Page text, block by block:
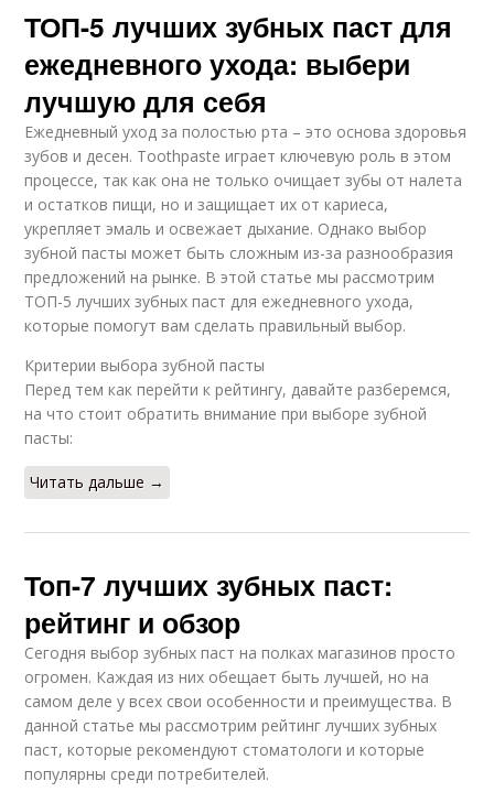
ТОП-5 лучших зубных паст для
ежедневного ухода: выбери
лучшую для себя
Ежедневный уход за полостью рта – это основа здоровья
зубов и десен. Toothpaste играет ключевую роль в этом
процессе, так как она не только очищает зубы от налета
и остатков пищи, но и защищает их от кариеса,
укрепляет эмаль и освежает дыхание. Однако выбор
зубной пасты может быть сложным из-за разнообразия
предложений на рынке. В этой статье мы рассмотрим
ТОП-5 лучших зубных паст для ежедневного ухода,
которые помогут вам сделать правильный выбор.
Критерии выбора зубной пасты
Перед тем как перейти к рейтингу, давайте разберемся,
на что стоит обратить внимание при выборе зубной
пасты:
Читать дальше →
Топ-7 лучших зубных паст:
рейтинг и обзор
Сегодня выбор зубных паст на полках магазинов просто
огромен. Каждая из них обещает быть лучшей, но на
самом деле у всех свои особенности и преимущества. В
данной статье мы рассмотрим рейтинг лучших зубных
паст, которые рекомендуют стоматологи и которые
популярны среди потребителей.